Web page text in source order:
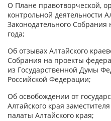
О Плане правотворческой,
контрольной деятельности
Законодательного Собрания
года;
Об отзывах Алтайского
Собрания на проекты
из Государственной Думы
Российской Федерации;
Об освобождении от
Алтайского края
палаты Алтайского края;